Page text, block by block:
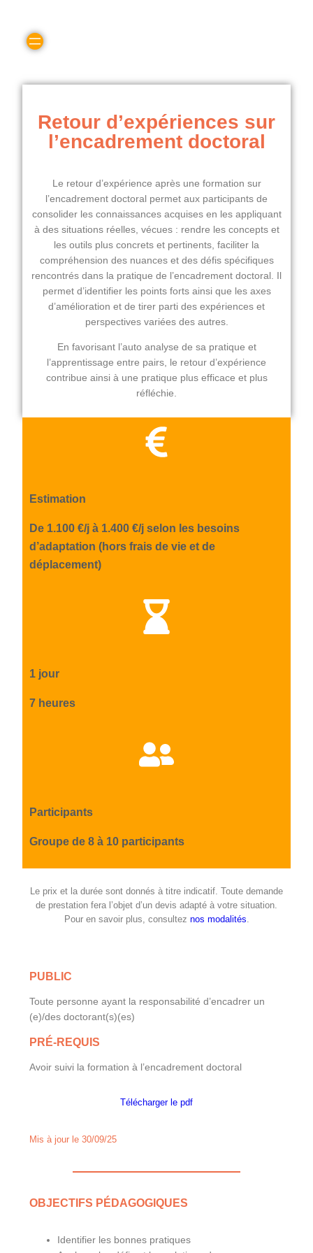
Retour d’expériences sur
l’encadrement doctoral
Le retour d’expérience après une formation sur
l’encadrement doctoral permet aux participants de
consolider les connaissances acquises en les appliquant
à des situations réelles, vécues : rendre les concepts et
les outils plus concrets et pertinents, faciliter la
compréhension des nuances et des défis spécifiques
rencontrés dans la pratique de l’encadrement doctoral. Il
permet d’identifier les points forts ainsi que les axes
d’amélioration et de tirer parti des expériences et
perspectives variées des autres.
En favorisant l’auto analyse de sa pratique et
l’apprentissage entre pairs, le retour d’expérience
contribue ainsi à une pratique plus efficace et plus
réfléchie.
Estimation
De 1.100 €/j à 1.400 €/j selon les besoins
d’adaptation (hors frais de vie et de
déplacement)
1 jour
7 heures
Participants
Groupe de 8 à 10 participants
Le prix et la durée sont donnés à titre indicatif. Toute demande
de prestation fera l’objet d’un devis adapté à votre situation.
Pour en savoir plus, consultez nos modalités.
PUBLIC
Toute personne ayant la responsabilité d’encadrer un
(e)/des doctorant(s)(es)
PRÉ-REQUIS
Avoir suivi la formation à l’encadrement doctoral
Télécharger le pdf
Mis à jour le 30/09/25
OBJECTIFS PÉDAGOGIQUES
Identifier les bonnes pratiques